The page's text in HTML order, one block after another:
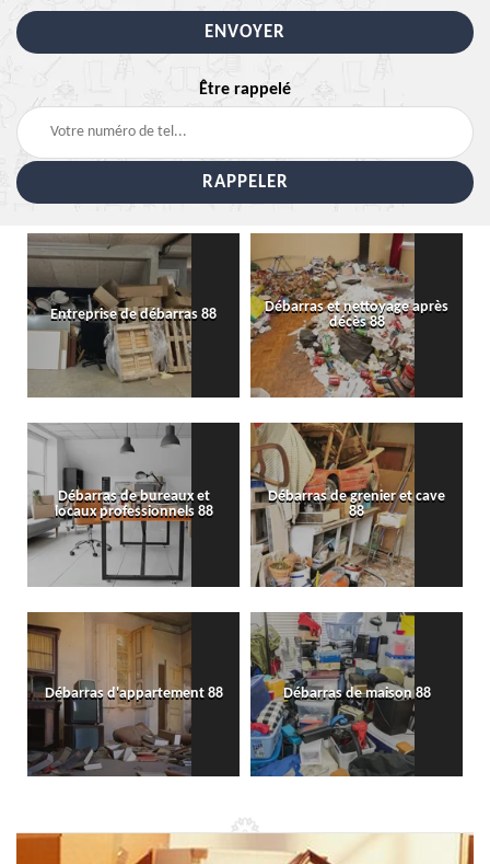
Être rappelé
Entreprise de débarras 88
Débarras et nettoyage après
décès 88
Débarras de bureaux et
locaux professionnels 88
Débarras de grenier et cave
88
Débarras d'appartement 88 Débarras de maison 88